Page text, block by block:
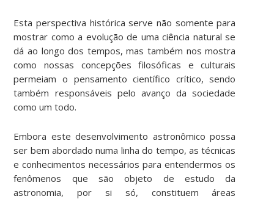
Esta perspectiva histórica serve não somente para
mostrar como a evolução de uma ciência natural se
dá ao longo dos tempos, mas também nos mostra
como nossas concepções filosóficas e culturais
permeiam o pensamento científico crítico, sendo
também responsáveis pelo avanço da sociedade
como um todo.
Embora este desenvolvimento astronômico possa
ser bem abordado numa linha do tempo, as técnicas
e conhecimentos necessários para entendermos os
fenômenos que são objeto de estudo da
astronomia, por si só, constituem áreas